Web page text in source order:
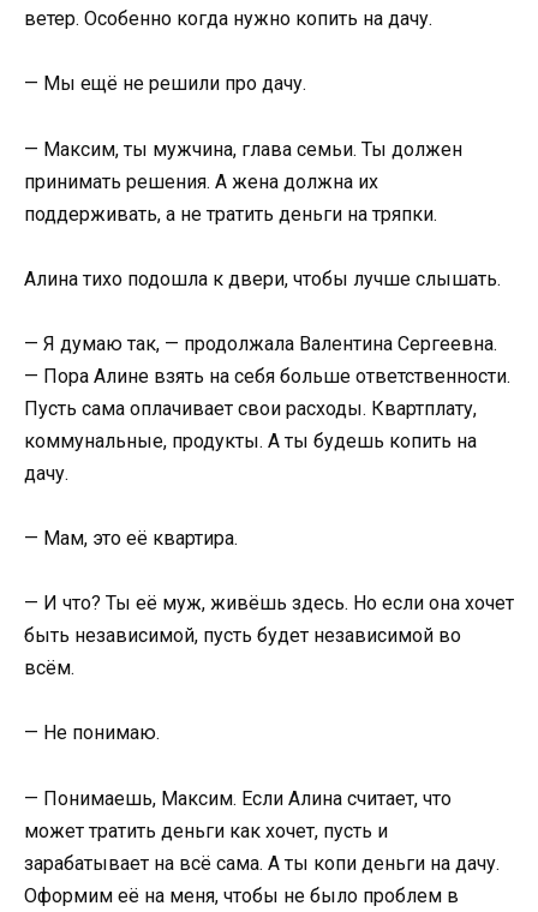
ветер. Особенно когда нужно копить на дачу.
— Мы ещё не решили про дачу.
— Максим, ты мужчина, глава семьи. Ты должен
принимать решения. А жена должна их
поддерживать, а не тратить деньги на тряпки.
Алина тихо подошла к двери, чтобы лучше слышать.
— Я думаю так, — продолжала Валентина Сергеевна.
— Пора Алине взять на себя больше ответственности.
Пусть сама оплачивает свои расходы. Квартплату,
коммунальные, продукты. А ты будешь копить на
дачу.
— Мам, это её квартира.
— И что? Ты её муж, живёшь здесь. Но если она хочет
быть независимой, пусть будет независимой во
всём.
— Не понимаю.
— Понимаешь, Максим. Если Алина считает, что
может тратить деньги как хочет, пусть и
зарабатывает на всё сама. А ты копи деньги на дачу.
Оформим её на меня, чтобы не было проблем в